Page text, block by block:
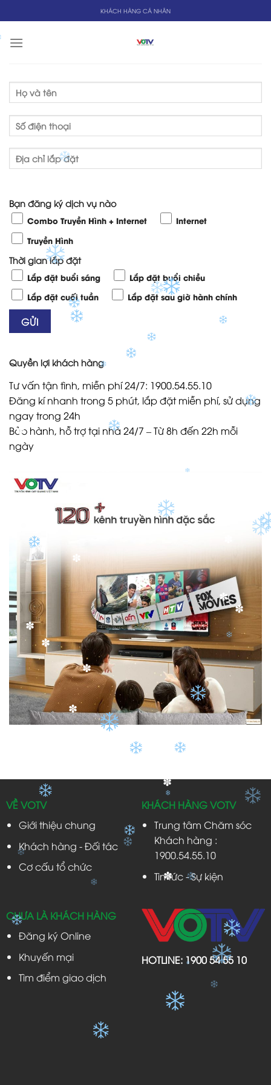
to
content
KHÁCH HÀNG CÁ NHÂN
Bạn đăng ký dịch vụ nào
Combo Truyền Hình + Internet
Internet
Truyền Hình
Thời gian lắp đặt
Lắp đặt buổi sáng
Lắp đặt buổi chiều
Lắp đặt cuối tuần
Lắp đặt sau giờ hành chính
Quyền lợi khách hàng
Tư vấn tận tình, miễn phí 24/7: 1900.54.55.10
Đăng kí nhanh trong 5 phút, lắp đặt miễn phí, sử dụng
ngay trong 24h
Bảo hành, hỗ trợ tại nhà 24/7 – Từ 8h đến 22h mỗi
ngày
VỀ VOTV
Giới thiệu chung
Khách hàng - Đối tác
Cơ cấu tổ chức
KHÁCH HÀNG VOTV
Trung tâm Chăm sóc
Khách hàng :
1900.54.55.10
Tin tức - Sự kiện
CHƯA LÀ KHÁCH HÀNG
Đăng ký Online
Khuyến mại
Tìm điểm giao dịch
HOTLINE: 1900 54 55 10
✽
✽
✽
✽
✽
✽
✽
✽
✽